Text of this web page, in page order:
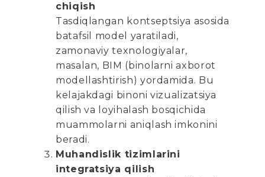
chiqish
Tasdiqlangan kontseptsiya asosida
batafsil model yaratiladi,
zamonaviy texnologiyalar,
masalan, BIM (binolarni axborot
modellashtirish) yordamida. Bu
kelajakdagi binoni vizualizatsiya
qilish va loyihalash bosqichida
muammolarni aniqlash imkonini
beradi.
Muhandislik tizimlarini
integratsiya qilish